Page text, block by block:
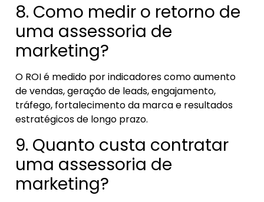
8. Como medir o retorno de
uma assessoria de
marketing?
O ROI é medido por indicadores como aumento
de vendas, geração de leads, engajamento,
tráfego, fortalecimento da marca e resultados
estratégicos de longo prazo.
9. Quanto custa contratar
uma assessoria de
marketing?